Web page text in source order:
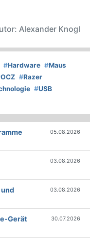
Alexander Knogl
#Hardware #Maus
OCZ #Razer
#USB
05.08.2026
03.08.2026
und
03.08.2026
Gerät
30.07.2026